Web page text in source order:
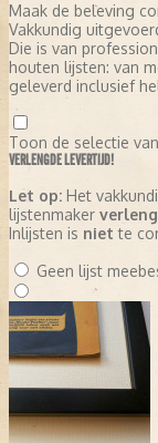
Maak de beleving
Vakkundig
Die is van
houten lijsten: van
geleverd inclusief
Toon de selectie
VERLENGDE LEVERTIJD!
Let op: Het
lijstenmaker
Inlijsten is niet te
Geen lijst